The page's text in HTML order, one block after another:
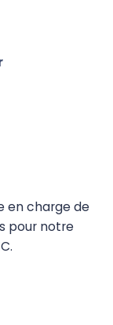
en charge de
pour notre